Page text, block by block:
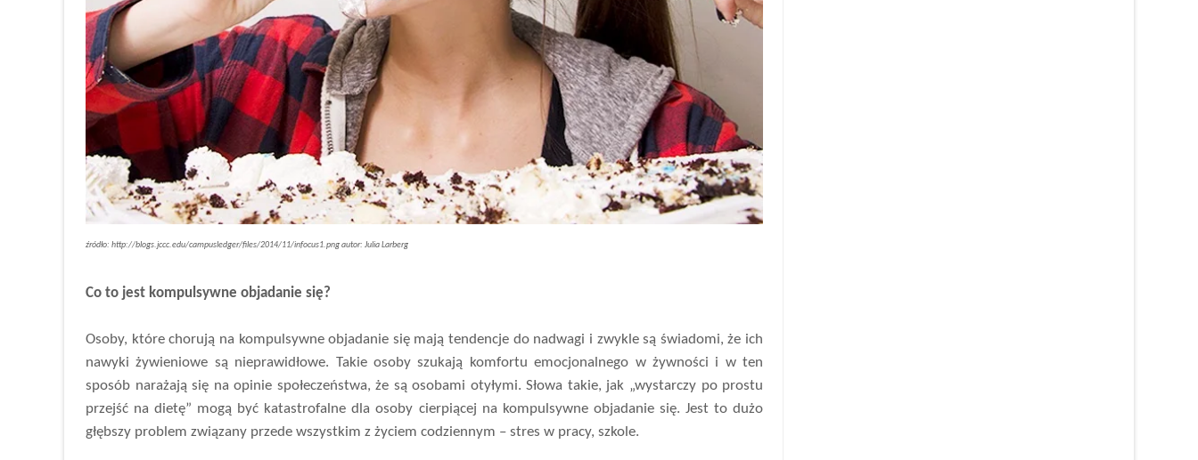
źródło: http://blogs.jccc.edu/campusledger/files/2014/11/infocus1.png autor: Julia Larberg
Co to jest kompulsywne objadanie się?
Osoby, które chorują na kompulsywne objadanie się mają tendencje do nadwagi i zwykle są świadomi, że ich
nawyki żywieniowe są nieprawidłowe. Takie osoby szukają komfortu emocjonalnego w żywności i w ten
sposób narażają się na opinie społeczeństwa, że są osobami otyłymi. Słowa takie, jak „wystarczy po prostu
przejść na dietę” mogą być katastrofalne dla osoby cierpiącej na kompulsywne objadanie się. Jest to dużo
głębszy problem związany przede wszystkim z życiem codziennym – stres w pracy, szkole.